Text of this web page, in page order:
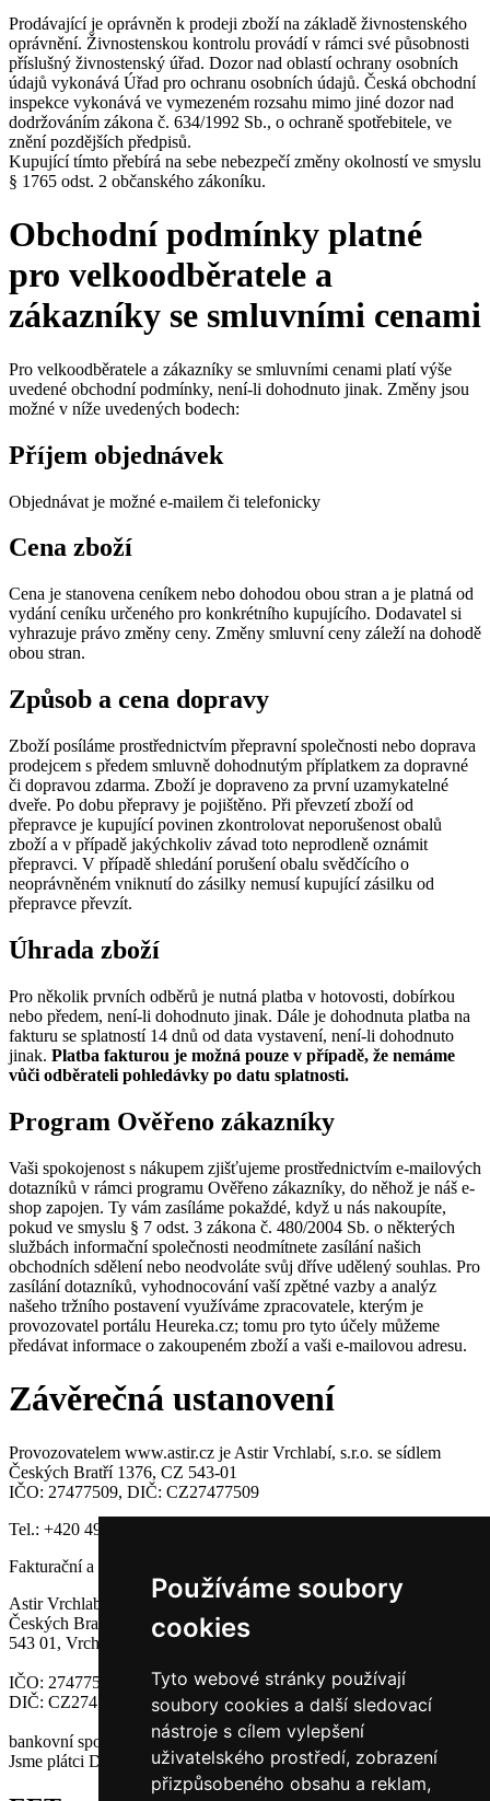
Používáme soubory
cookies
Tyto webové stránky používají
soubory cookies a další sledovací
nástroje s cílem vylepšení
uživatelského prostředí, zobrazení
přizpůsobeného obsahu a reklam,
Prodávající je oprávněn k prodeji zboží na základě živnostenského
oprávnění. Živnostenskou kontrolu provádí v rámci své působnosti
příslušný živnostenský úřad. Dozor nad oblastí ochrany osobních
údajů vykonává Úřad pro ochranu osobních údajů. Česká obchodní
inspekce vykonává ve vymezeném rozsahu mimo jiné dozor nad
dodržováním zákona č. 634/1992 Sb., o ochraně spotřebitele, ve
znění pozdějších předpisů.
Kupující tímto přebírá na sebe nebezpečí změny okolností ve smyslu
§ 1765 odst. 2 občanského zákoníku.
Obchodní podmínky platné
pro velkoodběratele a
zákazníky se smluvními cenami
Pro velkoodběratele a zákazníky se smluvními cenami platí výše
uvedené obchodní podmínky, není-li dohodnuto jinak. Změny jsou
možné v níže uvedených bodech:
Příjem objednávek
Objednávat je možné e-mailem či telefonicky
Cena zboží
Cena je stanovena ceníkem nebo dohodou obou stran a je platná od
vydání ceníku určeného pro konkrétního kupujícího. Dodavatel si
vyhrazuje právo změny ceny. Změny smluvní ceny záleží na dohodě
obou stran.
Způsob a cena dopravy
Zboží posíláme prostřednictvím přepravní společnosti nebo doprava
prodejcem s předem smluvně dohodnutým příplatkem za dopravné
či dopravou zdarma. Zboží je dopraveno za první uzamykatelné
dveře. Po dobu přepravy je pojištěno. Při převzetí zboží od
přepravce je kupující povinen zkontrolovat neporušenost obalů
zboží a v případě jakýchkoliv závad toto neprodleně oznámit
přepravci. V případě shledání porušení obalu svědčícího o
neoprávněném vniknutí do zásilky nemusí kupující zásilku od
přepravce převzít.
Úhrada zboží
Pro několik prvních odběrů je nutná platba v hotovosti, dobírkou
nebo předem, není-li dohodnuto jinak. Dále je dohodnuta platba na
fakturu se splatností 14 dnů od data vystavení, není-li dohodnuto
jinak. Platba fakturou je možná pouze v případě, že nemáme
vůči odběrateli pohledávky po datu splatnosti.
Program Ověřeno zákazníky
Vaši spokojenost s nákupem zjišťujeme prostřednictvím e-mailových
dotazníků v rámci programu Ověřeno zákazníky, do něhož je náš e-
shop zapojen. Ty vám zasíláme pokaždé, když u nás nakoupíte,
pokud ve smyslu § 7 odst. 3 zákona č. 480/2004 Sb. o některých
službách informační společnosti neodmítnete zasílání našich
obchodních sdělení nebo neodvoláte svůj dříve udělený souhlas. Pro
zasílání dotazníků, vyhodnocování vaší zpětné vazby a analýz
našeho tržního postavení využíváme zpracovatele, kterým je
provozovatel portálu Heureka.cz; tomu pro tyto účely můžeme
předávat informace o zakoupeném zboží a vaši e-mailovou adresu.
Závěrečná ustanovení
Provozovatelem www.astir.cz je Astir Vrchlabí, s.r.o. se sídlem
Českých Bratří 1376, CZ 543-01
IČO: 27477509, DIČ: CZ27477509
Tel.: +420 499 422 311,
Fakturační a korespondenční adresa:
Astir Vrchlabí, s.r.o
Českých Bratří 1376
543 01, Vrchlabí
IČO: 27477509
DIČ: CZ27477509
bankovní spojení: 35-5878890227/0100
Jsme plátci DPH.